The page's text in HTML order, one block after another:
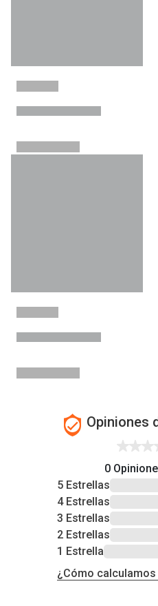
Opiniones
0
5 Estrellas
4 Estrellas
3 Estrellas
2 Estrellas
1 Estrella
¿Cómo